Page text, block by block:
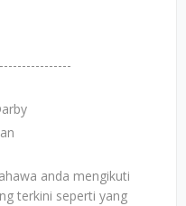
anda mengikuti
terkini seperti yang